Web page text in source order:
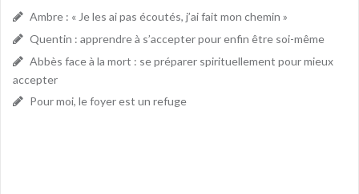
Ambre : « Je les ai pas écoutés, j’ai fait mon chemin »
Quentin : apprendre à s’accepter pour enfin être soi-même
Abbès face à la mort : se préparer spirituellement pour mieux
accepter
Pour moi, le foyer est un refuge